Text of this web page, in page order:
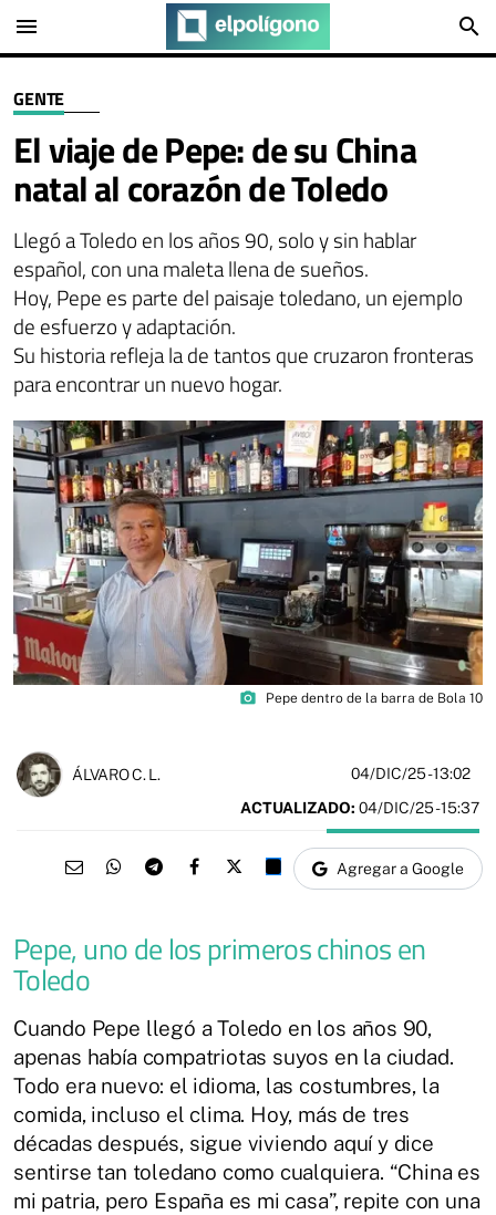
menu search
GENTE
El viaje de Pepe: de su China
natal al corazón de Toledo
Llegó a Toledo en los años 90, solo y sin hablar
español, con una maleta llena de sueños.
Hoy, Pepe es parte del paisaje toledano, un ejemplo
de esfuerzo y adaptación.
Su historia refleja la de tantos que cruzaron fronteras
para encontrar un nuevo hogar.
photo_camera Pepe dentro de la barra de Bola 10
ÁLVARO C. L. 04/DIC/25- 13:02
ACTUALIZADO: 04/DIC/25 - 15:37
Agregar a Google
Pepe, uno de los primeros chinos en
Toledo
Cuando Pepe llegó a Toledo en los años 90,
apenas había compatriotas suyos en la ciudad.
Todo era nuevo: el idioma, las costumbres, la
comida, incluso el clima. Hoy, más de tres
décadas después, sigue viviendo aquí y dice
sentirse tan toledano como cualquiera. “China es
mi patria, pero España es mi casa”, repite con una